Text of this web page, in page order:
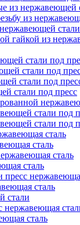
из нержавеющей
из
гайкой из
стали под
стали под
стали под
стали под пресс
стали под
стали под
сталь
сталь
сталь
сталь
пресс
сталь
стали
нержавеющая
сталь